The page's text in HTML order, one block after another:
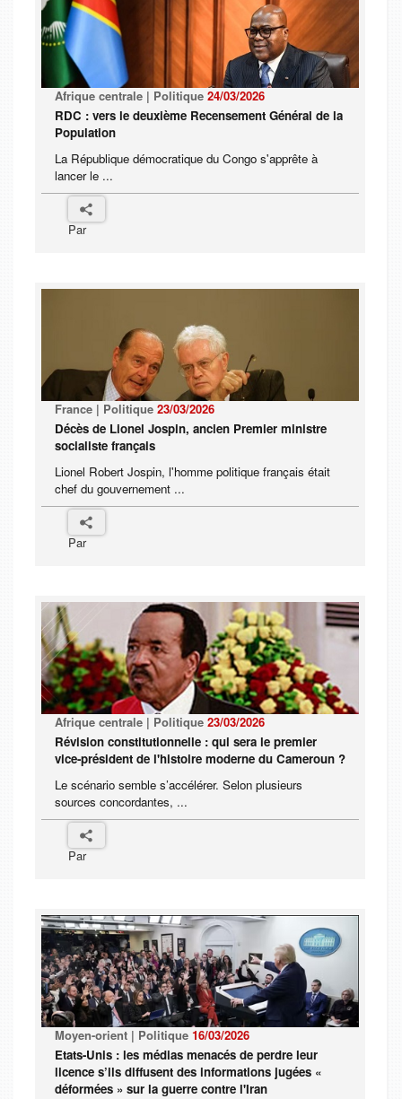
Afrique centrale | Politique 24/03/2026
RDC : vers le deuxième Recensement Général de la
Population
La République démocratique du Congo s'apprête à
lancer le ...
Par
France | Politique 23/03/2026
Décès de Lionel Jospin, ancien Premier ministre
socialiste français
Lionel Robert Jospin, l'homme politique français était
chef du gouvernement ...
Par
Afrique centrale | Politique 23/03/2026
Révision constitutionnelle : qui sera le premier
vice-président de l'histoire moderne du Cameroun ?
Le scénario semble s’accélérer. Selon plusieurs
sources concordantes, ...
Par
Moyen-orient | Politique 16/03/2026
Etats-Unis : les médias menacés de perdre leur
licence s’ils diffusent des informations jugées «
déformées » sur la guerre contre l'Iran